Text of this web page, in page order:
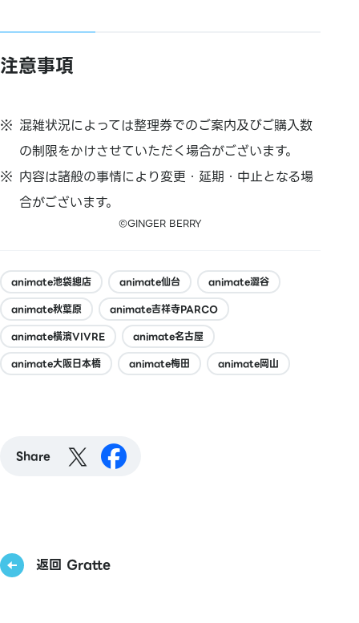
注意事項
混雑状況によっては整理券でのご案内及びご購入数
の制限をかけさせていただく場合がございます。
内容は諸般の事情により変更・延期・中止となる場
合がございます。
©GINGER BERRY
animate池袋總店 animate仙台
animate澀谷
animate秋葉原
animate吉祥寺PARCO
animate橫濱VIVRE
animate名古屋
animate大阪日本橋
animate梅田 animate岡山
Share
返回 Gratte